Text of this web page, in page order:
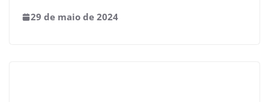
29 de maio de 2024